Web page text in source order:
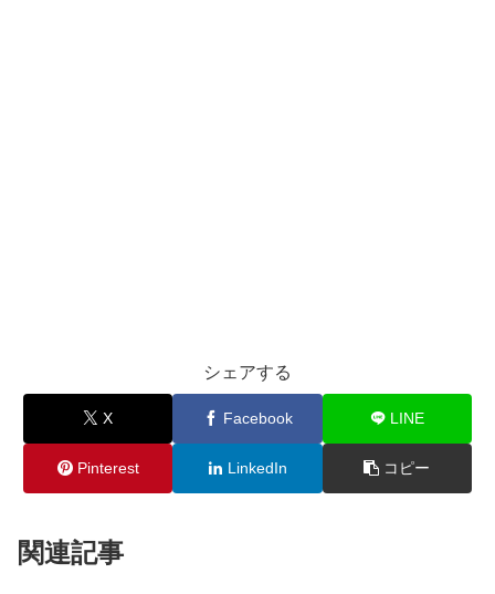
シェアする
X Facebook LINE
Pinterest LinkedIn コピー
関連記事